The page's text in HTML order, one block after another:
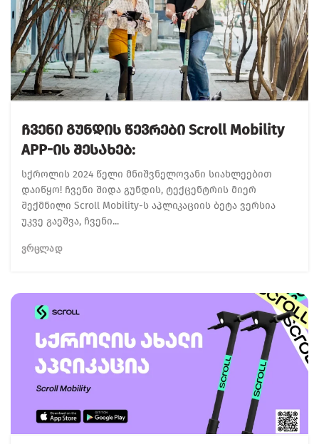
Ჩვენი Გუნდის Წევრები Scroll Mobility
APP-Ის Შესახებ:
სქროლის 2024 წელი მნიშვნელოვანი სიახლეებით
დაიწყო! ჩვენი შიდა გუნდის, ტექცენტრის მიერ
შექმნილი Scroll Mobility-ს აპლიკაციის ბეტა ვერსია
უკვე გაეშვა, ჩვენი...
ᲕᲠᲪᲚᲐᲓ